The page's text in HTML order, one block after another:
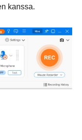
kanssa.